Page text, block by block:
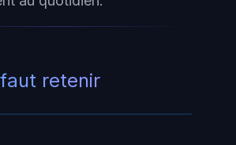
retenir